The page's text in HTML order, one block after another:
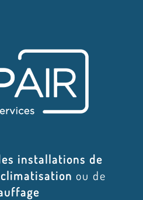
installations de
climatisation ou de